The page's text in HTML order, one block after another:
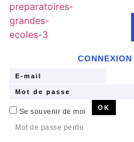
Se souvenir de moi
Mot de passe perdu